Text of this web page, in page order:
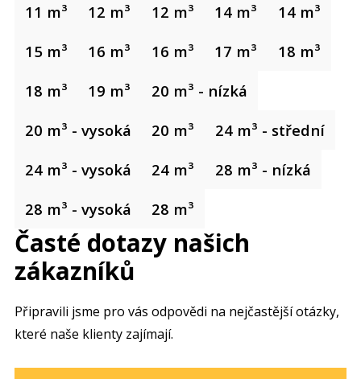
11 m³ 12 m³ 12 m³ 14 m³
14 m³
15 m³
16 m³ 16 m³ 17 m³
18 m³
18 m³
19 m³
20 m³ - nízká
20 m³ - vysoká
20 m³
24 m³ - střední
24 m³ - vysoká
24 m³
28 m³ - nízká
28 m³ - vysoká
28 m³
Časté dotazy našich
zákazníků
Připravili jsme pro vás odpovědi na nejčastější otázky,
které naše klienty zajímají.